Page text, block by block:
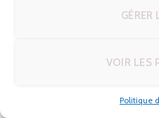
GÉRER
VOIR LES
Politique